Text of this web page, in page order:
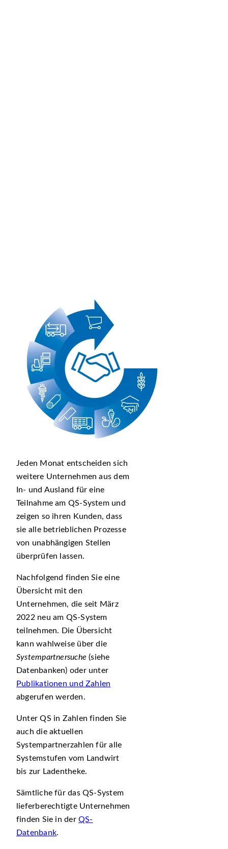
Jeden Monat entscheiden sich
weitere Unternehmen aus dem
In- und Ausland für eine
Teilnahme am QS-System und
zeigen so ihren Kunden, dass
sie alle betrieblichen Prozesse
von unabhängigen Stellen
überprüfen lassen.
Nachfolgend finden Sie eine
Übersicht mit den
Unternehmen, die seit März
2022 neu am QS-System
teilnehmen. Die Übersicht
kann wahlweise über die
Systempartnersuche(siehe
Datenbanken) oder unter
Publikationen und Zahlen
abgerufen werden.
Unter QS in Zahlen finden Sie
auch die aktuellen
Systempartnerzahlen für alle
Systemstufen vom Landwirt
bis zur Ladentheke.
Sämtliche für das QS-System
lieferberechtigte Unternehmen
finden Sie in der QS-
Datenbank.